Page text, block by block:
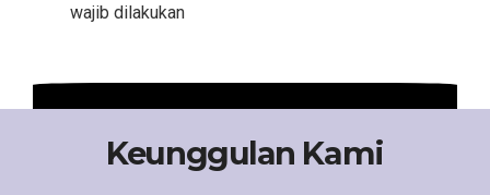
wajib dilakukan
Keunggulan Kami